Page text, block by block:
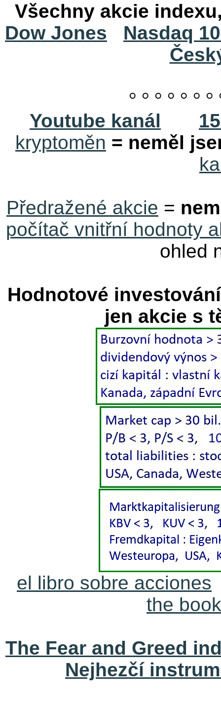
Všechny akcie
Dow Jones
Nasdaq
° ° ° ° ° ° °
Youtube kanál
kryptoměn = neměl
Předražené akcie =
počítač vnitřní hodnoty
ohled
Hodnotové
jen akcie s
el libro sobre acciones
the
The Fear and Greed
Nejhezčí